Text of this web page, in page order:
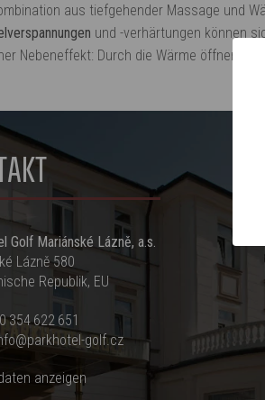
aus tiefgehender Massage und
und -verhärtungen können
Nebeneffekt: Durch die Wärme öffnen sich
Golf Mariánské Lázně, a.s.
Lázně 580
Republik, EU
354 622 651
golf.cz
anzeigen